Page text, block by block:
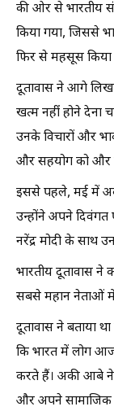
की ओर से भारतीय
किया गया, जिससे
फिर से महसूस किया
दूतावास ने आगे
खत्म नहीं होने देना
उनके विचारों और
और सहयोग को
इससे पहले, मई में
उन्होंने अपने दिवंगत
नरेंद्र मोदी के साथ
भारतीय दूतावास ने
सबसे महान नेताओं
दूतावास ने बताया
कि भारत में लोग
करते हैं। अकी आबे ने
और अपने सामाजिक